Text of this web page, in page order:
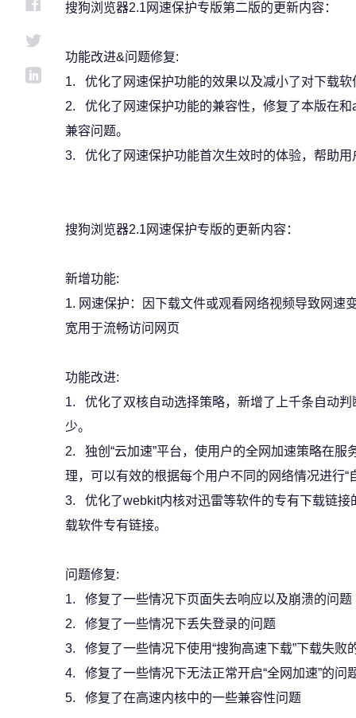
搜狗浏览器2.1网速保护专版第二版的更新内容：
功能改进&问题修复:
1. 优化了网速保护功能的效果以及减小了对下载软
2. 优化了网速保护功能的兼容性，修复了本版在
兼容问题。
3. 优化了网速保护功能首次生效时的体验，帮助
搜狗浏览器2.1网速保护专版的更新内容：
新增功能:
1. 网速保护：因下载文件或观看网络视频导致网速
宽用于流畅访问网页
功能改进:
1. 优化了双核自动选择策略，新增了上千条自动
少。
2. 独创“云加速”平台，使用户的全网加速策略在服
理，可以有效的根据每个用户不同的网络情况进行“
3. 优化了webkit内核对迅雷等软件的专有下载链接
载软件专有链接。
问题修复:
1. 修复了一些情况下页面失去响应以及崩溃的问题
2. 修复了一些情况下丢失登录的问题
3. 修复了一些情况下使用“搜狗高速下载”下载失败
4. 修复了一些情况下无法正常开启“全网加速”的问
5. 修复了在高速内核中的一些兼容性问题